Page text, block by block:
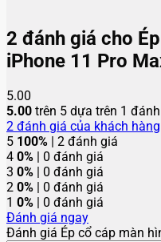
2 đánh giá cho
iPhone 11 Pro
5.00
5.00 trên 5 dựa trên 1
2 đánh giá của khách hàng
5 100% | 2 đánh giá
4 0% | 0 đánh giá
3 0% | 0 đánh giá
2 0% | 0 đánh giá
1 0% | 0 đánh giá
Đánh giá ngay
Đánh giá Ép cổ cáp màn